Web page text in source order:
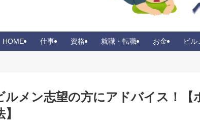
HOME 仕事 資格 就職・転職 お金 ビル
ルメン志望の方にアドバイス！【